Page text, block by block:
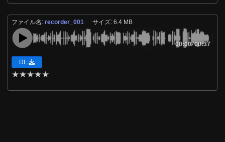
ファイル名:recorder_001 サイズ: 6.4 MB
00:00/00:37
DL
★★★★★